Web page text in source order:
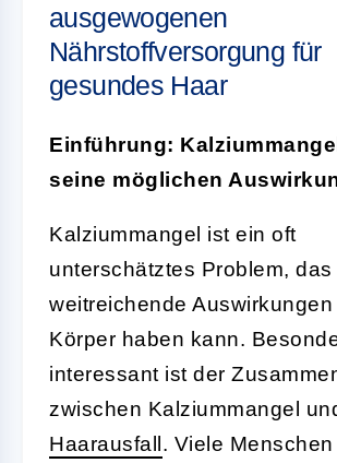
ausgewogenen
Nährstoffversorgung für
gesundes Haar
Einführung:
seine möglichen
Kalziummangel ist ein oft
unterschätztes Problem, das
weitreichende
Körper haben kann.
interessant ist der
zwischen Kalziummangel
Haarausfall . Viele